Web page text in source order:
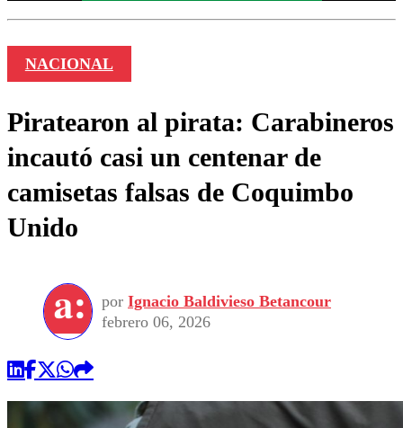
NACIONAL
Piratearon al pirata: Carabineros
incautó casi un centenar de
camisetas falsas de Coquimbo
Unido
por Ignacio Baldivieso Betancour
febrero 06, 2026